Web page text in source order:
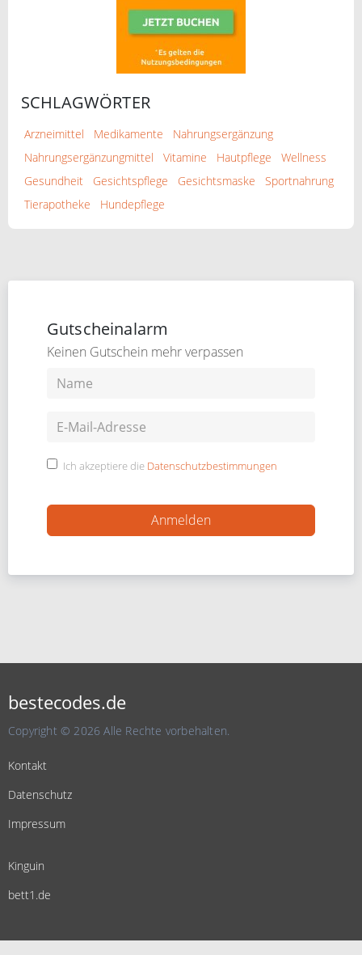
SCHLAGWÖRTER
Arzneimittel Medikamente
Nahrungsergänzung
Nahrungsergänzungmittel
Vitamine Hautpflege
Wellness
Gesundheit
Gesichtspflege Gesichtsmaske
Sportnahrung
Tierapotheke
Hundepflege
Gutscheinalarm
Keinen Gutschein mehr verpassen
Ich akzeptiere die Datenschutzbestimmungen
bestecodes.de
Copyright © 2026 Alle Rechte vorbehalten.
Kontakt
Datenschutz
Impressum
Kinguin
bett1.de